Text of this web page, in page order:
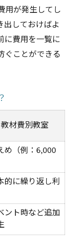
用が発生してし
出しておけばよ
に費用を一覧に
ぐことができる
教材費別教室
め（例：6,000
的に繰り返し利
ント時など追加